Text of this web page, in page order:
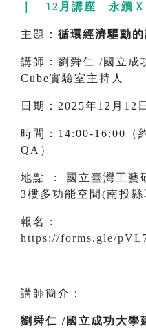
｜ 12月講座 永續
主題： 循環經濟驅動
講師：劉舜仁 /國立成
Cube實驗室主持人
日期：2025年12月12
時間：14:00-16:00（
QA）
地點 : 國立臺灣工藝
3樓多功能空間(南投
報名 :
https://forms.gle/
講師簡介：
劉舜仁 /國立成功大學